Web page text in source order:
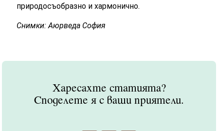
природосъобразно и хармонично.
Снимки: Аюрведа София
Харесахте статията?
Споделете я с ваши приятели.